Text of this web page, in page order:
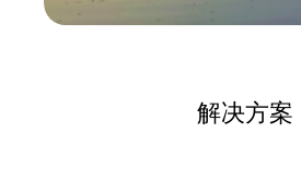
解决方案